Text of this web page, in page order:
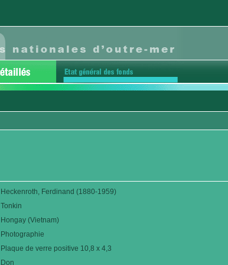
Heckenroth, Ferdinand (1880-1959)
Tonkin
Hongay (Vietnam)
Photographie
Plaque de verre positive 10,8 x 4,3
Don